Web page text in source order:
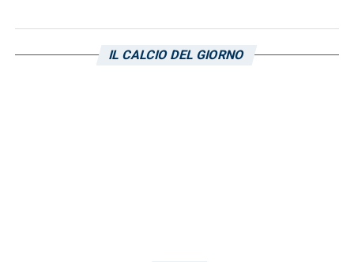
Io lo so bene, a Parma avevo una squadra di
IL CALCIO DEL GIORNO